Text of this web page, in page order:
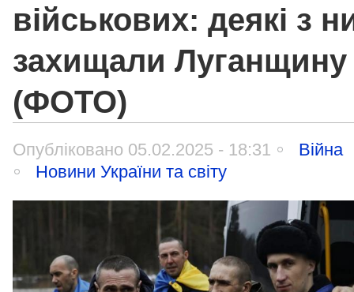
військових: деякі з
захищали Луганщину
(ФОТО)
Опубліковано 05.02.2025 - 18:31
Війна
Новини України та світу